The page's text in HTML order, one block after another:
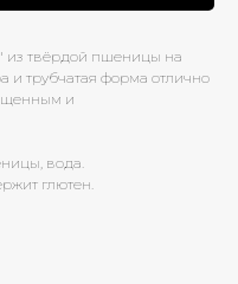
твёрдой пшеницы на
и трубчатая форма отлично
и
вода.
глютен.